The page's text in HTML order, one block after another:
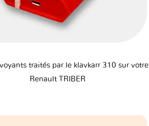
traités par le klavkarr 310 sur votre
Renault TRIBER